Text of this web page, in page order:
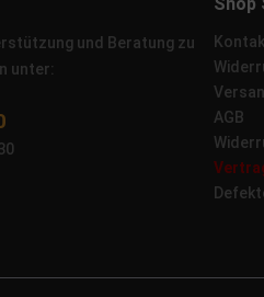
und Beratung zu
unter:
AGB